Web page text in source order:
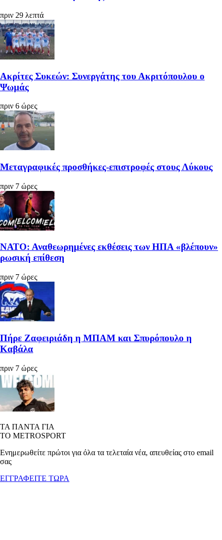
πριν 29 λεπτά
Ακρίτες Συκεών: Συνεργάτης του Ακριτόπουλου ο
Ψωμάς
πριν 6 ώρες
Μεταγραφικές προσθήκες-επιστροφές στους Λύκους
πριν 7 ώρες
ΝΑΤΟ: Αναθεωρημένες εκθέσεις των ΗΠΑ «βλέπουν»
ρωσική επίθεση
πριν 7 ώρες
Πήρε Ζαφειριάδη η ΜΠΑΜ και Σπυρόπουλο η
Καβάλα
πριν 7 ώρες
ΤΑ ΠΑΝΤΑ ΓΙΑ
ΤΟ METROSPORT
Ενημερωθείτε πρώτοι για όλα τα τελεταία νέα, απευθείας στο email
σας
ΕΓΓΡΑΦΕΙΤΕ ΤΩΡΑ